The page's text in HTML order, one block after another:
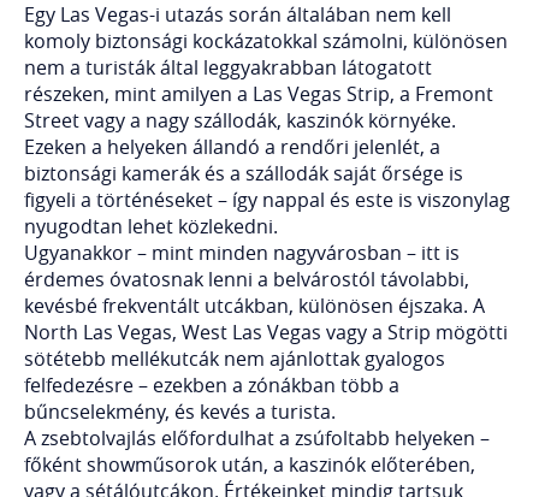
Egy Las Vegas-i utazás során általában nem kell
komoly biztonsági kockázatokkal számolni, különösen
nem a turisták által leggyakrabban látogatott
részeken, mint amilyen a Las Vegas Strip, a Fremont
Street vagy a nagy szállodák, kaszinók környéke.
Ezeken a helyeken állandó a rendőri jelenlét, a
biztonsági kamerák és a szállodák saját őrsége is
figyeli a történéseket – így nappal és este is viszonylag
nyugodtan lehet közlekedni.
Ugyanakkor – mint minden nagyvárosban – itt is
érdemes óvatosnak lenni a belvárostól távolabbi,
kevésbé frekventált utcákban, különösen éjszaka. A
North Las Vegas, West Las Vegas vagy a Strip mögötti
sötétebb mellékutcák nem ajánlottak gyalogos
felfedezésre – ezekben a zónákban több a
bűncselekmény, és kevés a turista.
A zsebtolvajlás előfordulhat a zsúfoltabb helyeken –
főként showműsorok után, a kaszinók előterében,
vagy a sétálóutcákon. Értékeinket mindig tartsuk